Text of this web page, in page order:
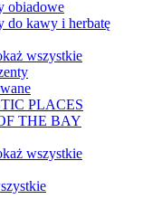
obiadowe
do kawy i herbatę
wszystkie
PLACES
THE BAY
wszystkie